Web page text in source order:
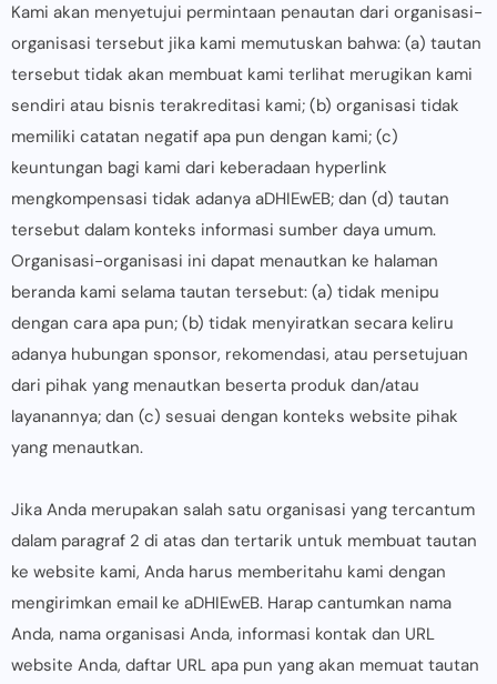
Kami akan menyetujui permintaan penautan dari organisasi-
organisasi tersebut jika kami memutuskan bahwa: (a) tautan
tersebut tidak akan membuat kami terlihat merugikan kami
sendiri atau bisnis terakreditasi kami; (b) organisasi tidak
memiliki catatan negatif apa pun dengan kami; (c)
keuntungan bagi kami dari keberadaan hyperlink
mengkompensasi tidak adanya aDHIEwEB; dan (d) tautan
tersebut dalam konteks informasi sumber daya umum.
Organisasi-organisasi ini dapat menautkan ke halaman
beranda kami selama tautan tersebut: (a) tidak menipu
dengan cara apa pun; (b) tidak menyiratkan secara keliru
adanya hubungan sponsor, rekomendasi, atau persetujuan
dari pihak yang menautkan beserta produk dan/atau
layanannya; dan (c) sesuai dengan konteks website pihak
yang menautkan.
Jika Anda merupakan salah satu organisasi yang tercantum
dalam paragraf 2 di atas dan tertarik untuk membuat tautan
ke website kami, Anda harus memberitahu kami dengan
mengirimkan email ke aDHIEwEB. Harap cantumkan nama
Anda, nama organisasi Anda, informasi kontak dan URL
website Anda, daftar URL apa pun yang akan memuat tautan